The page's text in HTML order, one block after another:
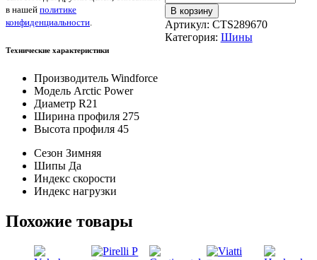
товара
Windforce
Arctic
Power
В корзину
Артикул: CTS289670
Категория: Шины
в нашей политике
конфиденциальности.
Технические характеристики
Производитель Windforce
Модель Arctic Power
Диаметр R21
Ширина профиля 275
Высота профиля 45
Сезон Зимняя
Шипы Да
Индекс скорости
Индекс нагрузки
Похожие товары